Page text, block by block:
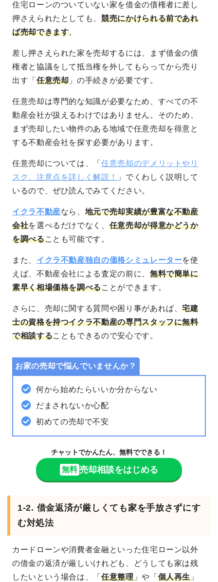
住宅ローンのついていない家を借金の債権者に差し
押さえられたとしても、競売にかけられる前であれ
ば売却できます。
差し押さえられた家を売却するには、まず借金の債
権者と協議をして抵当権を外してもらってから売り
出す「 任意売却 」の手続きが必要です。
任意売却は専門的な知識が必要なため、すべての不
動産会社が扱えるわけではありません。そのため、
まず売却したい物件のある地域で任意売却を得意と
する不動産会社を探す必要があります。
任意売却については、「任意売却のデメリットやリ
スク、注意点を詳しく解説！
」でくわしく説明して
いるので、ぜひ読んでみてください。
イクラ不動産なら、 地元で売却実績が豊富な不動産
会社を選べるだけでなく、 任意売却が得意かどうか
を調べることも可能です。
また、 イクラ不動産独自の価格シミュレーターを使
えば、不動産会社による査定の前に、 無料で簡単に
素早く相場価格を調べることができます。
さらに、売却に関する質問や困り事があれば、宅建
士の資格を持つイクラ不動産の専門スタッフに無料
で相談することもできるので安心です。
お家の売却で悩んでいませんか？
何から始めたらいいか分からない
だまされないか心配
初めての売却で不安
チャットでかんたん、無料でできる！
無料 売却相談をはじめる
1-2. 借金返済が厳しくても家を手放さずにす
む対処法
カードローンや消費者金融といった住宅ローン以外
の借金の返済が厳しいけれども、どうしても家は残
したいという場合は、「任意整理」や「 個人再生 」